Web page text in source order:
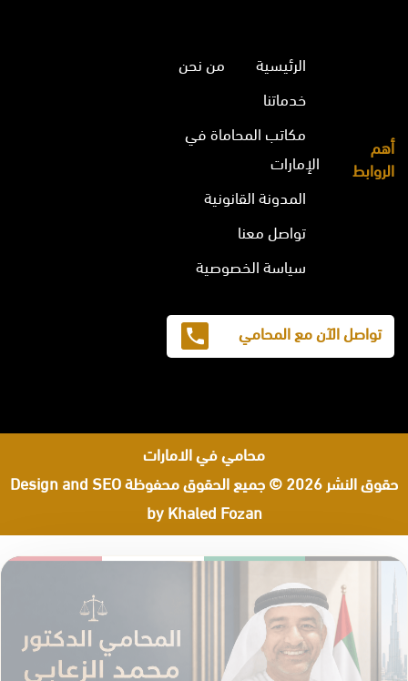
أهم
الروابط
الرئيسية
من نحن
خدماتنا
مكاتب المحاماة في
الإمارات
المدونة القانونية
تواصل معنا
سياسة الخصوصية
تواصل الآن مع المحامي
محامي في الامارات
حقوق النشر 2026 © جميع الحقوق محفوظة
Design and SEO
by Khaled Fozan
محامي مطالبات مالية في البحرين
رقم محامي في البحرين
افضل محامي في جدة
افضل محامي في الرياض